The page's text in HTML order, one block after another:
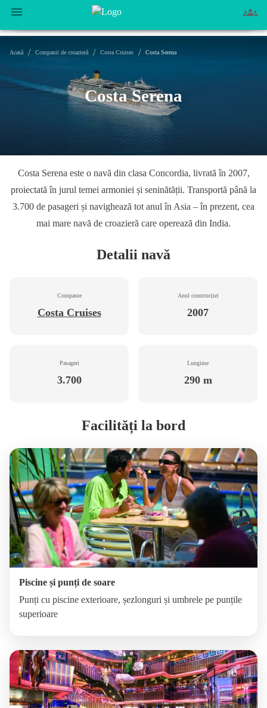
Costa Serena
Acasă / Companii de croazieră / Costa Cruises / Costa Serena
Costa Serena este o navă din clasa Concordia, livrată în 2007,
proiectată în jurul temei armoniei și seninătății. Transportă până la
3.700 de pasageri și navighează tot anul în Asia – în prezent, cea
mai mare navă de croazieră care operează din India.
Detalii navă
Companie
Costa Cruises
Anul construcției
2007
Pasageri
3.700
Lungime
290 m
Facilități la bord
Piscine și punți de soare
Punți cu piscine exterioare, șezlonguri și umbrele pe punțile
superioare